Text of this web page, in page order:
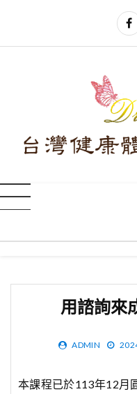
用諮詢來
ADMIN
本課程已於113年12月